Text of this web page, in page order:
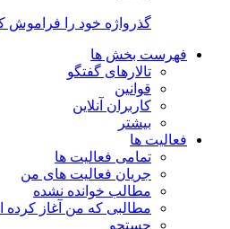
گذرواژه خود را فراموش
فهرست بخش ها
تالارهای گفتگو
قوانین
کاربران آنلاین
بیشتر
فعالیت ها
تمامی فعالیت ها
جریان فعالیت های من
مطالب خوانده نشده
مطالبی که من آغاز کرده
جستجو